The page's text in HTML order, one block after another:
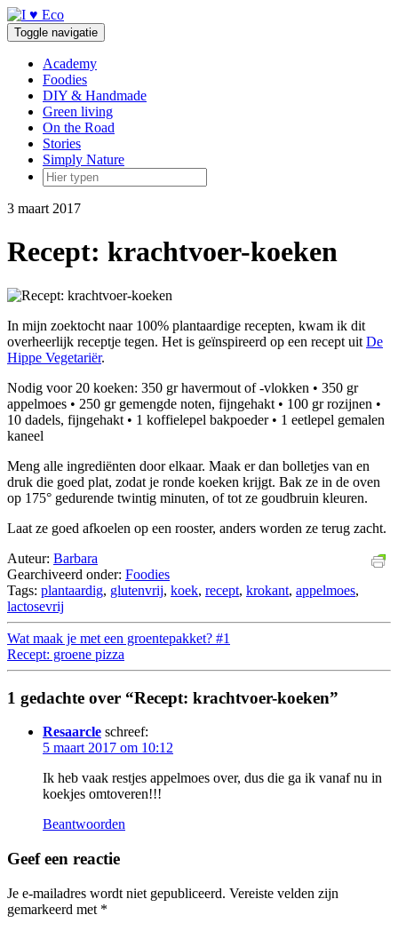
Doorgaan
naar
inhoud
Toggle navigatie
Academy
Foodies
DIY & Handmade
Green living
On the Road
Stories
Simply Nature
3 maart 2017
Recept: krachtvoer-koeken
In mijn zoektocht naar 100% plantaardige recepten, kwam ik dit
overheerlijk receptje tegen. Het is geïnspireerd op een recept uit De
Hippe Vegetariër.
Nodig voor 20 koeken: 350 gr havermout of -vlokken • 350 gr
appelmoes • 250 gr gemengde noten, fijngehakt • 100 gr rozijnen •
10 dadels, fijngehakt • 1 koffielepel bakpoeder • 1 eetlepel gemalen
kaneel
Meng alle ingrediënten door elkaar. Maak er dan bolletjes van en
druk die goed plat, zodat je ronde koeken krijgt. Bak ze in de oven
op 175° gedurende twintig minuten, of tot ze goudbruin kleuren.
Laat ze goed afkoelen op een rooster, anders worden ze terug zacht.
Auteur: Barbara
Gearchiveerd onder: Foodies
Tags: plantaardig, glutenvrij, koek, recept, krokant, appelmoes,
lactosevrij
Wat maak je met een groentepakket? #1
Recept: groene pizza
1 gedachte over “Recept: krachtvoer-koeken”
Resaarcle schreef:
5 maart 2017 om 10:12
Ik heb vaak restjes appelmoes over, dus die ga ik vanaf nu in
koekjes omtoveren!!!
Beantwoorden
Geef een reactie
Je e-mailadres wordt niet gepubliceerd. Vereiste velden zijn
gemarkeerd met *